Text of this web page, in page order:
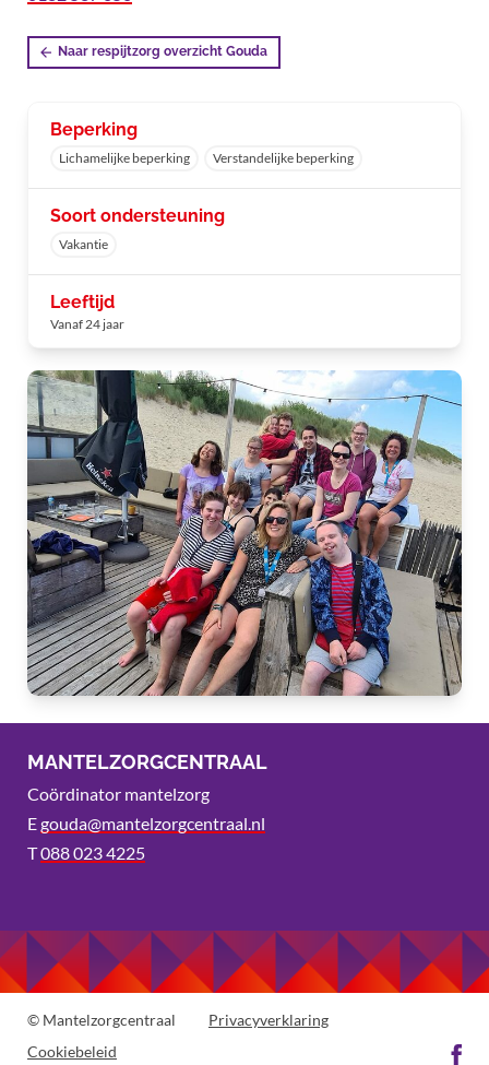
Naar respijtzorg overzicht Gouda
Beperking
Lichamelijke beperking Verstandelijke beperking
Soort ondersteuning
Vakantie
Leeftijd
Vanaf 24 jaar
MANTELZORGCENTRAAL
Coördinator mantelzorg
Egouda@mantelzorgcentraal.nl
T088 023 4225
© Mantelzorgcentraal
Privacyverklaring
Cookiebeleid